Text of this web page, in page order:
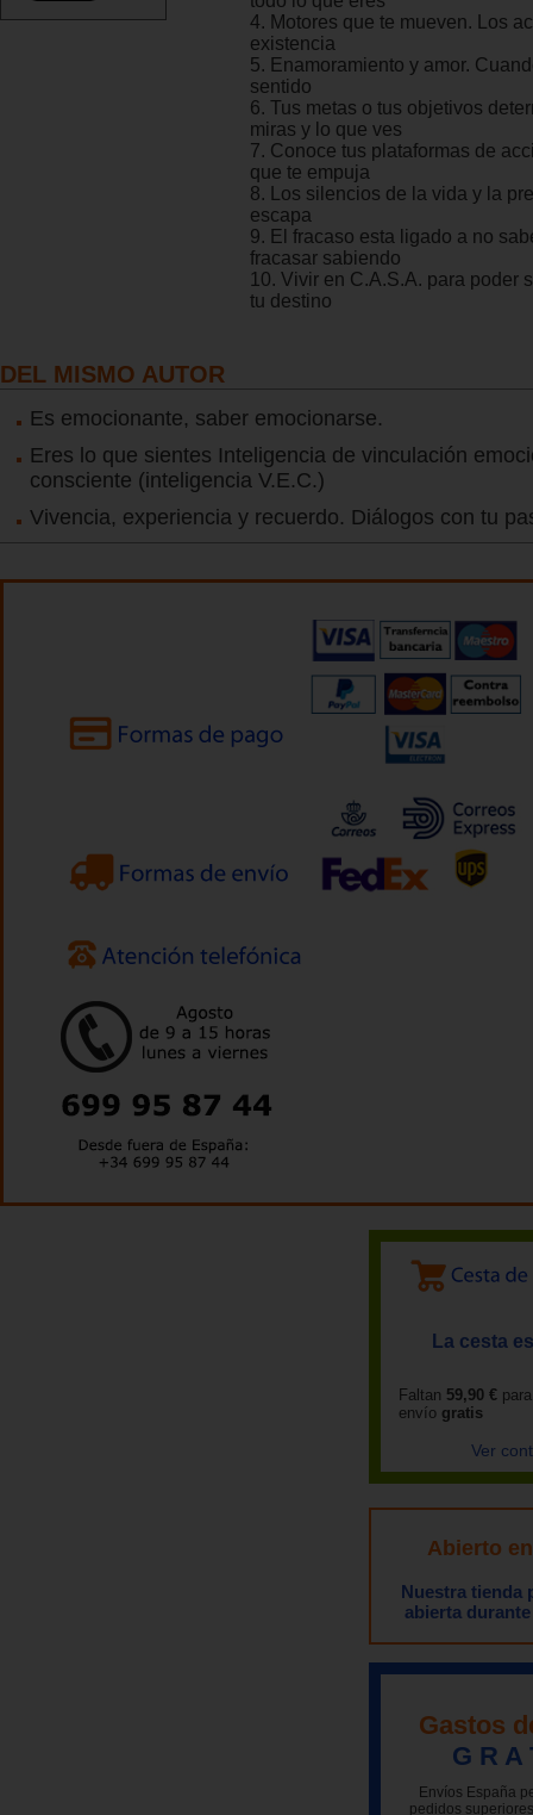
4. Motores que te mueven. Los
existencia
5. Enamoramiento y amor.
sentido
6. Tus metas o tus objetivos
miras y lo que ves
7. Conoce tus plataformas de
que te empuja
8. Los silencios de la vida y la
escapa
9. El fracaso esta ligado a no
fracasar sabiendo
10. Vivir en C.A.S.A. para poder
tu destino
DEL MISMO AUTOR
Es emocionante, saber emocionarse.
Eres lo que sientes Inteligencia de vinculación
consciente (inteligencia V.E.C.)
Vivencia, experiencia y recuerdo. Diálogos con tu
La cesta
Faltan 59,90 €
envío gratis
Ver
Abierto
Nuestra tienda
abierta
Gastos
G R A
Envíos España
pedidos